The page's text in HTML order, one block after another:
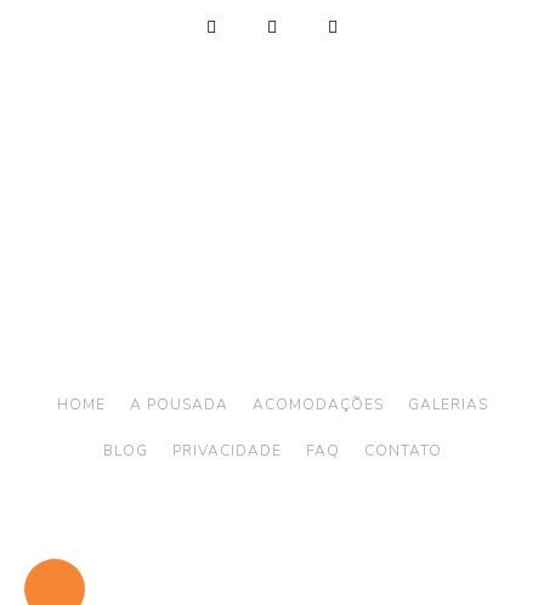
HOME A POUSADA ACOMODAÇÕES GALERIAS
BLOG PRIVACIDADE FAQ CONTATO